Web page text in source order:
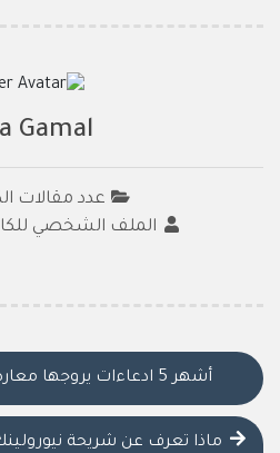
Gamal
عدد مقالات
الملف الشخصي
أشهر 5 ادعاءات يروجها معارضو نظرية التطور
ماذا تعرف عن شريحة